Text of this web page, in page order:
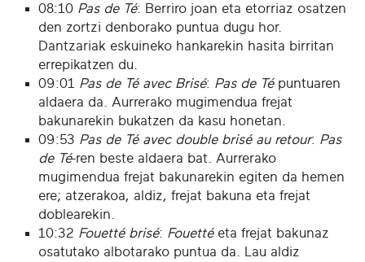
08:10 Pas de Té: Berriro joan eta etorriaz osatzen
den zortzi denborako puntua dugu hor.
Dantzariak eskuineko hankarekin hasita birritan
errepikatzen du.
09:01 Pas de Té avec Brisé: Pas de Tépuntuaren
aldaera da. Aurrerako mugimendua frejat
bakunarekin bukatzen da kasu honetan.
09:53 Pas de Té avec double brisé au retour: Pas
de Té-ren beste aldaera bat. Aurrerako
mugimendua frejat bakunarekin egiten da hemen
ere; atzerakoa, aldiz, frejat bakuna eta frejat
doblearekin.
10:32 Fouetté brisé: Fouettéeta frejat bakunaz
osatutako albotarako puntua da. Lau aldiz